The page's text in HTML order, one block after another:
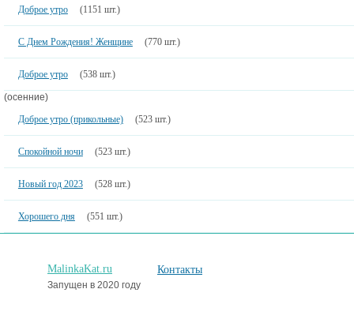
Доброе утро (1151 шт.)
С Днем Рождения! Женщине (770 шт.)
Доброе утро (538 шт.)
(осенние)
Доброе утро (прикольные)
(523 шт.)
Спокойной ночи (523 шт.)
Новый год 2023 (528 шт.)
Хорошего дня (551 шт.)
MalinkaKat.ru
Запущен в 2020 году
Контакты